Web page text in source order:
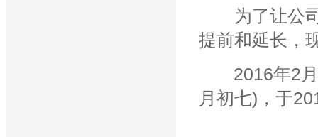
为了让公司
提前和延长，
2016年2月1
月初七)，于